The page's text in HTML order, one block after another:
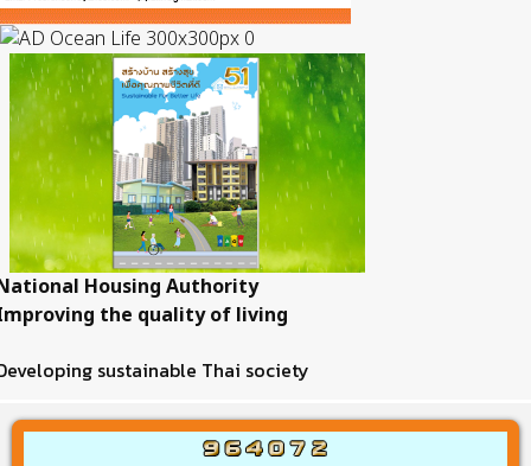
Housing Authority
the quality of living
sustainable Thai society